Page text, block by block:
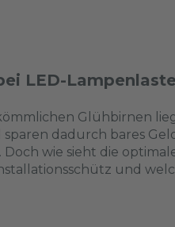
LED-
Glühbirnen
dadurch bares
wie sieht die
und